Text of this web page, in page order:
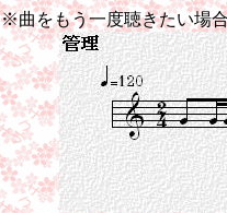
※曲をもう一度聴きたい場